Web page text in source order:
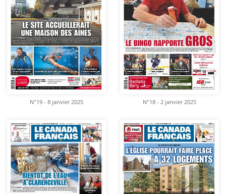
N°19 - 8 janvier 2025 N°18 - 2 janvier 2025